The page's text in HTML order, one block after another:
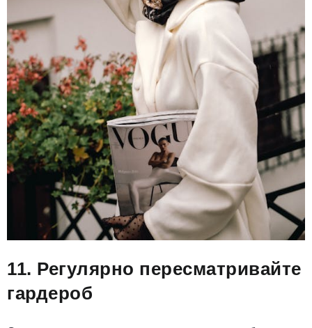
11. Регулярно пересматривайте
гардероб